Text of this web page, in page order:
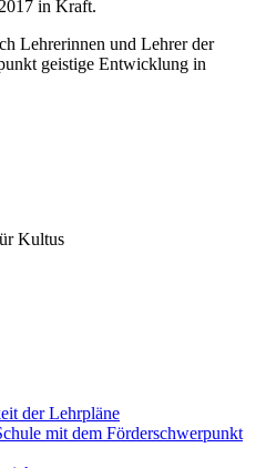
in Kraft.
Lehrerinnen und Lehrer der
geistige Entwicklung in
Kultus
der Lehrpläne
mit dem Förderschwerpunkt